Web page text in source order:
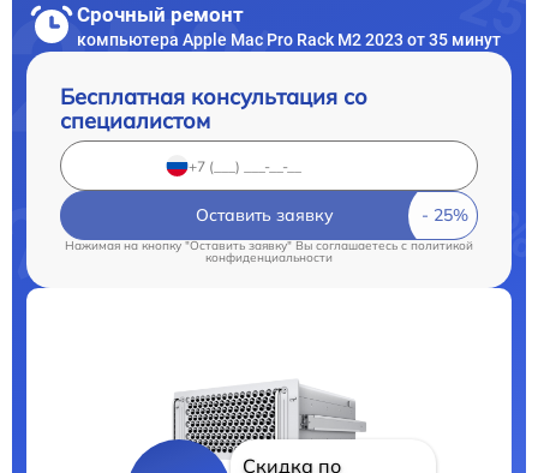
Срочный ремонт
компьютера Apple Mac Pro Rack M2 2023 от 35 минут
Бесплатная консультация со
специалистом
Оставить заявку
Нажимая на кнопку "Оставить заявку" Вы соглашаетесь cполитикой
конфиденциальности
Скидка по